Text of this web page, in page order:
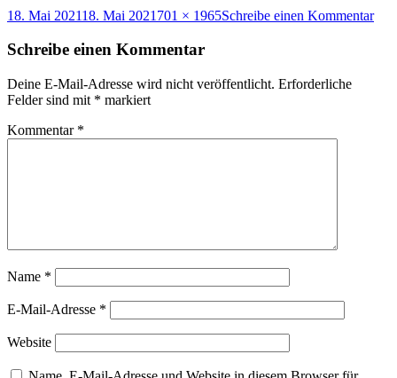
Veröffentlicht
18. Mai 202118. Mai 2021 Originalgröße
701 × 1965Schreibe einen Kommentarzu
Schreibe einen Kommentar
Deine E-Mail-Adresse wird nicht veröffentlicht. Erforderliche
Felder sind mit * markiert
Kommentar *
Name *
E-Mail-Adresse *
Website